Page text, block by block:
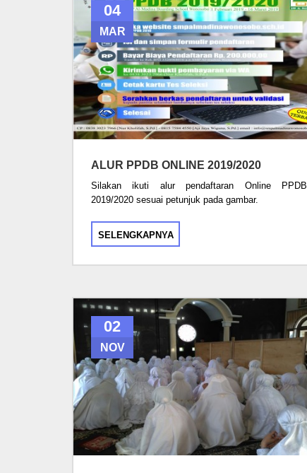
04
MAR
ALUR PPDB ONLINE 2019/2020
Silakan ikuti alur pendaftaran Online PPDB
2019/2020 sesuai petunjuk pada gambar.
SELENGKAPNYA
02
NOV